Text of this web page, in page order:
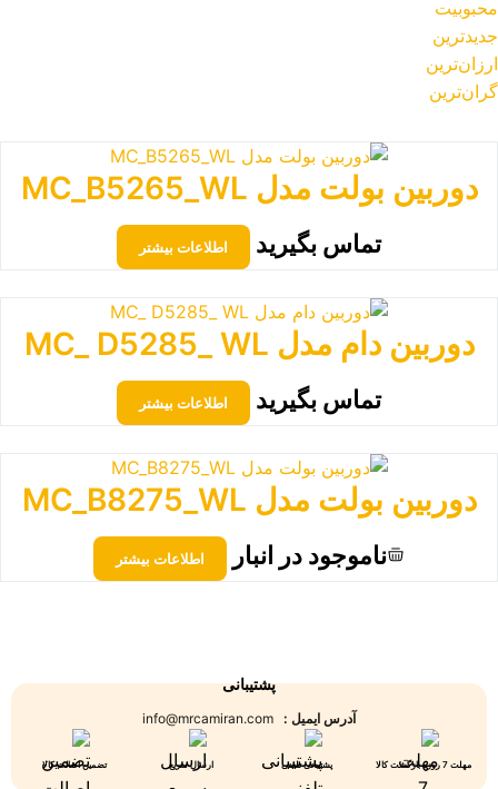
محبوبیت
جدیدترین
ارزان‌ترین
گران‌ترین
دوربین بولت مدل MC_B5265_WL
تماس بگیرید اطلاعات بیشتر
دوربین دام مدل MC_ D5285_ WL
تماس بگیرید اطلاعات بیشتر
دوربین بولت مدل MC_B8275_WL
ناموجود در انبار اطلاعات بیشتر
پشتیبانی
آدرس ایمیل :
مهلت 7 روزه بازگشت کالا پشتیبانی تلفنی ارسال سریع تضمین اصالت کالا